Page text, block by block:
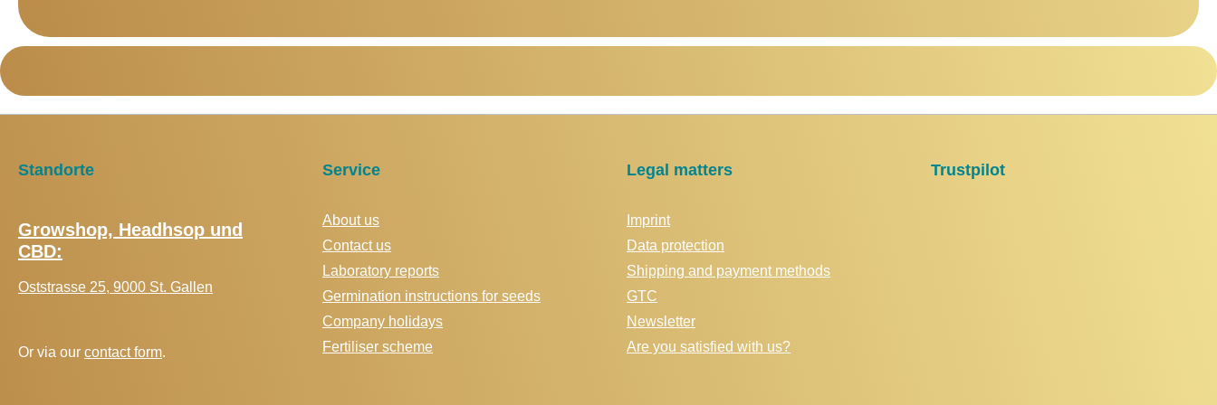
Standorte
Growshop, Headhsop und
CBD:
Oststrasse 25, 9000 St. Gallen
Or via our contact form.
Service
About us
Contact us
Laboratory reports
Germination instructions for seeds
Company holidays
Fertiliser scheme
Legal matters
Imprint
Data protection
Shipping and payment methods
GTC
Newsletter
Are you satisfied with us?
Trustpilot